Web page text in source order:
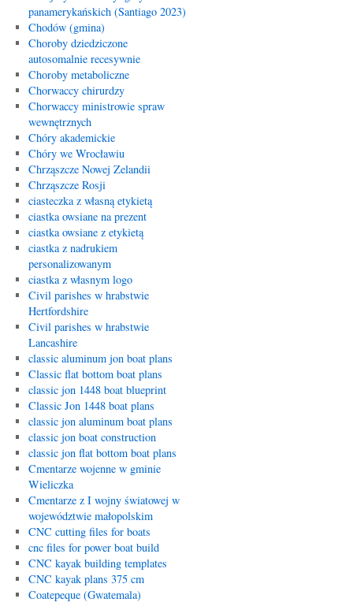
panamerykańskich (Santiago 2023)
Chodów (gmina)
Choroby dziedziczone
autosomalnie recesywnie
Choroby metaboliczne
Chorwaccy chirurdzy
Chorwaccy ministrowie spraw
wewnętrznych
Chóry akademickie
Chóry we Wrocławiu
Chrząszcze Nowej Zelandii
Chrząszcze Rosji
ciasteczka z własną etykietą
ciastka owsiane na prezent
ciastka owsiane z etykietą
ciastka z nadrukiem
personalizowanym
ciastka z własnym logo
Civil parishes w hrabstwie
Hertfordshire
Civil parishes w hrabstwie
Lancashire
classic aluminum jon boat plans
Classic flat bottom boat plans
classic jon 1448 boat blueprint
Classic Jon 1448 boat plans
classic jon aluminum boat plans
classic jon boat construction
classic jon flat bottom boat plans
Cmentarze wojenne w gminie
Wieliczka
Cmentarze z I wojny światowej w
województwie małopolskim
CNC cutting files for boats
cnc files for power boat build
CNC kayak building templates
CNC kayak plans 375 cm
Coatepeque (Gwatemala)